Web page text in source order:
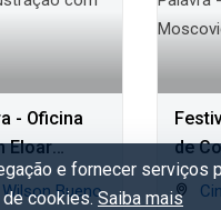
- Oficina
Eloar
Bueno
de
e fornecer serviços
de cookies.Saiba mais